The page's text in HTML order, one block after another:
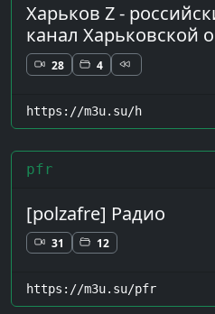
Харьков Z -
канал Харьковской
28 4
https://m3u.su/h
pfr
[polzafre] Радио
31 12
https://m3u.su/pfr